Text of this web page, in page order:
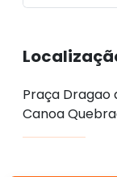
Praça Dragao
Canoa